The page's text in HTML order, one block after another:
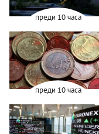
преди 10 часа
преди 10 часа